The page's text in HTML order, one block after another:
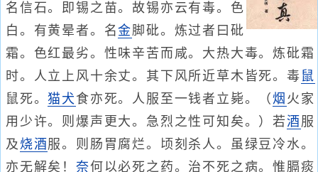
名信石。即锡之苗。故锡亦云有毒。色
白。有黄晕者。名金脚砒。炼过者曰砒
霜。色红最劣。性味辛苦而咸。大热大毒。炼砒霜
时。人立上风十余丈。其下风所近草木皆死。毒 鼠
鼠死。猫 犬 食亦死。人服至一钱者立毙。（烟 火家
用少许。则爆声更大。急烈之性可知矣。）若酒 服
及 烧酒服。则肠胃腐烂。顷刻杀人。虽绿豆冷水。
亦无解矣！ 奈何以必死之药。治不死之病。惟膈痰